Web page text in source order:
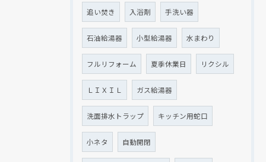
追い焚き 入浴剤 手洗い器
石油給湯器 小型給湯器 水まわり
フルリフォーム 夏季休業日 リクシル
ＬＩＸＩＬ ガス給湯器
洗面排水トラップ キッチン用蛇口
小ネタ 自動開閉